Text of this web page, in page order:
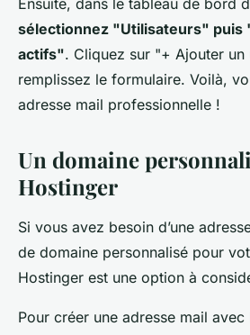
Ensuite, dans le tableau de bord
sélectionnez "Utilisateurs" puis
actifs". Cliquez sur "+ Ajouter un
remplissez le formulaire. Voilà,
adresse mail professionnelle !
Un domaine
Hostinger
Si vous avez besoin d’une
de domaine personnalisé pour
Hostinger est une option à
Pour créer une adresse mail